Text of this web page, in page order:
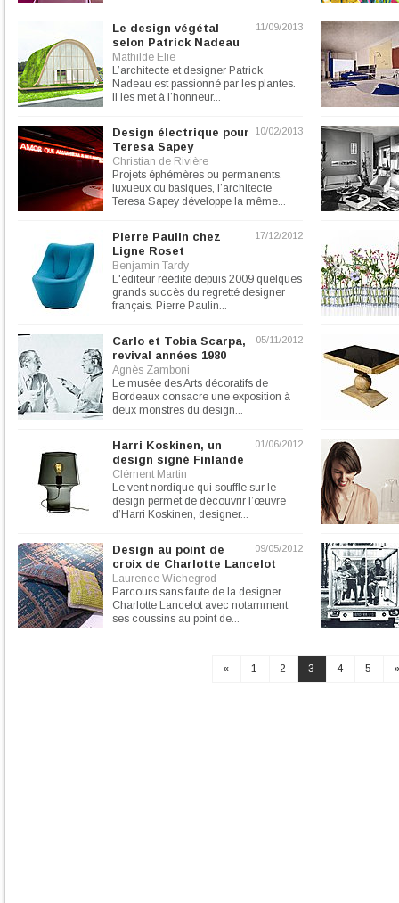
11/09/2013
Le design végétal
selon Patrick Nadeau
Mathilde Elie
L’architecte et designer Patrick
Nadeau est passionné par les plantes.
Il les met à l’honneur...
10/02/2013
Design électrique pour
Teresa Sapey
Christian de Rivière
Projets éphémères ou permanents,
luxueux ou basiques, l’architecte
Teresa Sapey développe la même...
17/12/2012
Pierre Paulin chez
Ligne Roset
Benjamin Tardy
L'éditeur réédite depuis 2009 quelques
grands succès du regretté designer
français. Pierre Paulin...
05/11/2012
Carlo et Tobia Scarpa,
revival années 1980
Agnès Zamboni
Le musée des Arts décoratifs de
Bordeaux consacre une exposition à
deux monstres du design...
01/06/2012
Harri Koskinen, un
design signé Finlande
Clément Martin
Le vent nordique qui souffle sur le
design permet de découvrir l’œuvre
d’Harri Koskinen, designer...
09/05/2012
Design au point de
croix de Charlotte Lancelot
Laurence Wichegrod
Parcours sans faute de la designer
Charlotte Lancelot avec notamment
ses coussins au point de...
« 1 2 3 4 5